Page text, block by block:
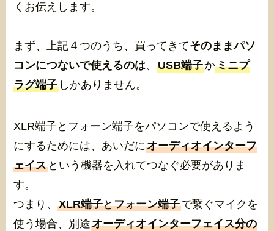
くお伝えします。
まず、上記４つのうち、買ってきてそのままパソ
コンにつないで使えるのは、USB端子かミニプ
ラグ端子 しかありません。
XLR端子とフォーン端子をパソコンで使えるよう
にするためには、あいだにオーディオインターフ
ェイス という機器を入れてつなぐ必要がありま
す。
つまり、XLR端子とフォーン端子で繋ぐマイクを
使う場合、別途オーディオインターフェイス分の